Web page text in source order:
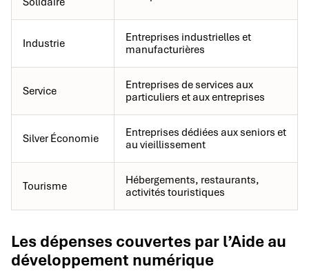
Industrie
Entreprises industrielles et
manufacturières
Service
Entreprises de services aux
particuliers et aux entreprises
Silver Économie
Entreprises dédiées aux seniors et
au vieillissement
Tourisme
Hébergements, restaurants,
activités touristiques
Les dépenses couvertes par l’Aide au
développement numérique